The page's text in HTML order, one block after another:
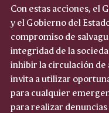
Con estas acciones, el
y el Gobierno del
compromiso de
integridad de la
inhibir la circulación de
invita a utilizar
para cualquier
para realizar